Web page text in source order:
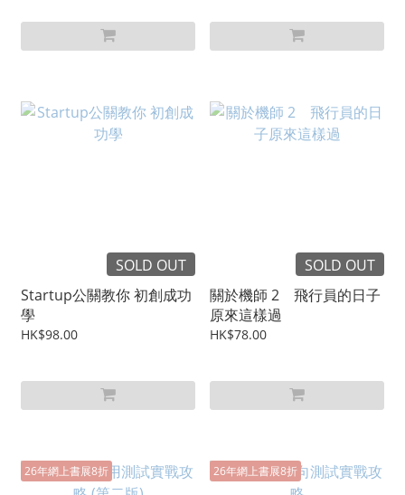
SOLD OUT
Startup公關教你 初創成功
學
HK$98.00
SOLD OUT
關於機師 2 飛行員的日子
原來這樣過
HK$78.00
26年網上書展8折 26年網上書展8折